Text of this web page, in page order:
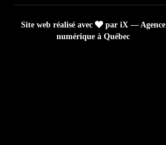
Site web réalisé avec
par iX — Agence
numérique à Québec